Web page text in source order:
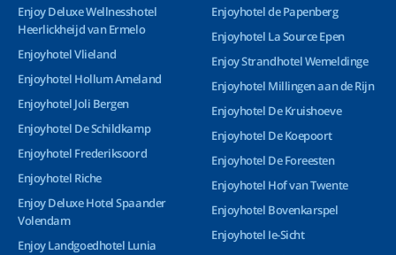
Enjoy Deluxe Wellnesshotel
Heerlickheijd van Ermelo
Enjoyhotel Vlieland
Enjoyhotel Hollum Ameland
Enjoyhotel Joli Bergen
Enjoyhotel De Schildkamp
Enjoyhotel Frederiksoord
Enjoyhotel Riche
Enjoy Deluxe Hotel Spaander
Volendam
Enjoy Landgoedhotel Lunia
Enjoyhotel de Papenberg
Enjoyhotel La Source Epen
Enjoy Strandhotel Wemeldinge
Enjoyhotel Millingen aan de Rijn
Enjoyhotel De Kruishoeve
Enjoyhotel De Koepoort
Enjoyhotel De Foreesten
Enjoyhotel Hof van Twente
Enjoyhotel Bovenkarspel
Enjoyhotel Ie-Sicht